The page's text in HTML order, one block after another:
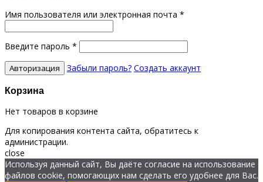
Имя пользователя или электронная почта *
Введите пароль *
Забыли пароль? Создать аккаунт
Корзина
Нет товаров в корзине
Для копирования контента сайта, обратитесь к
администрации.
close
Используя данный сайт, Вы даёте согласие на использование
файлов cookie, помогающих нам сделать его удобнее для Вас.